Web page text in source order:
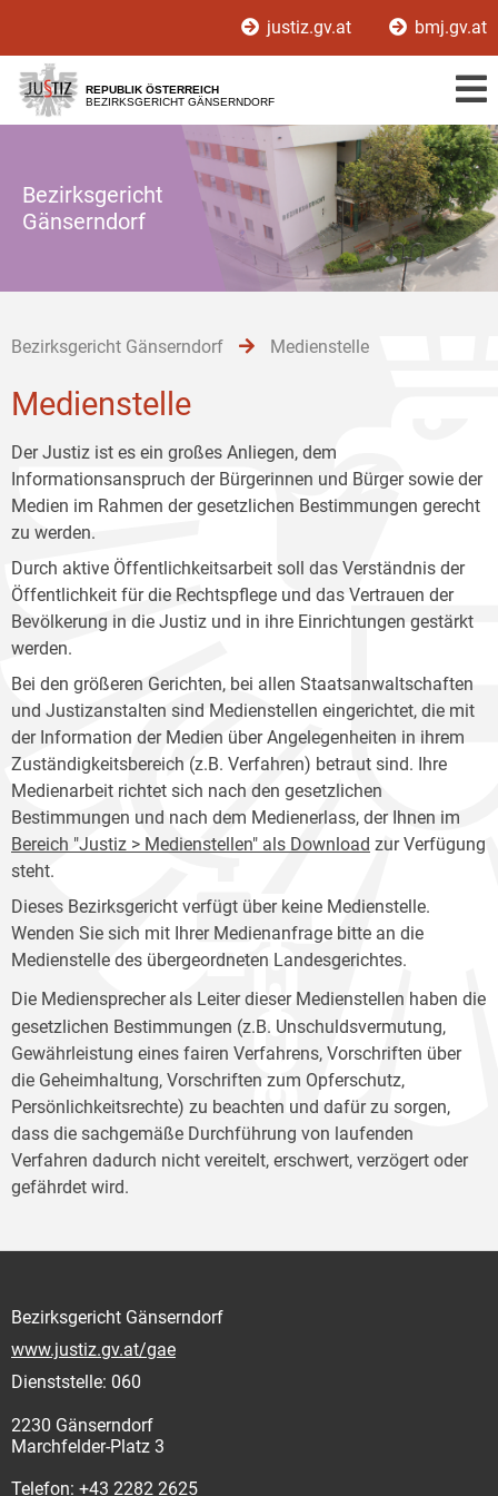
[1]
[2]
[3]
justiz.gv.at bmj.gv.at
REPUBLIK ÖSTERREICH
BEZIRKSGERICHT GÄNSERNDORF
Bezirksgericht
Gänserndorf
Bezirksgericht Gänserndorf Medienstelle
Medienstelle
Der Justiz ist es ein großes Anliegen, dem
Informationsanspruch der Bürgerinnen und Bürger sowie der
Medien im Rahmen der gesetzlichen Bestimmungen gerecht
zu werden.
Durch aktive Öffentlichkeitsarbeit soll das Verständnis der
Öffentlichkeit für die Rechtspflege und das Vertrauen der
Bevölkerung in die Justiz und in ihre Einrichtungen gestärkt
werden.
Bei den größeren Gerichten, bei allen Staatsanwaltschaften
und Justizanstalten sind Medienstellen eingerichtet, die mit
der Information der Medien über Angelegenheiten in ihrem
Zuständigkeitsbereich (z.B. Verfahren) betraut sind. Ihre
Medienarbeit richtet sich nach den gesetzlichen
Bestimmungen und nach dem Medienerlass, der Ihnen im
Bereich "Justiz > Medienstellen" als Download zur Verfügung
steht.
Dieses Bezirksgericht verfügt über keine Medienstelle.
Wenden Sie sich mit Ihrer Medienanfrage bitte an die
Medienstelle des übergeordneten Landesgerichtes.
Die Mediensprecherals Leiter dieser Medienstellen haben die
gesetzlichen Bestimmungen (z.B. Unschuldsvermutung,
Gewährleistung eines fairen Verfahrens, Vorschriften über
die Geheimhaltung, Vorschriften zum Opferschutz,
Persönlichkeitsrechte) zu beachten und dafür zu sorgen,
dass die sachgemäße Durchführung von laufenden
Verfahren dadurch nicht vereitelt, erschwert, verzögert oder
gefährdet wird.
Bezirksgericht Gänserndorf
www.justiz.gv.at/gae
Dienststelle: 060
2230 Gänserndorf
Marchfelder-Platz 3
Telefon: +43 2282 2625